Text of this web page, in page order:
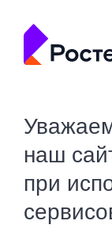
наш
при